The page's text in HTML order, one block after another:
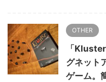
OTHER
「
グネット
ゲーム。